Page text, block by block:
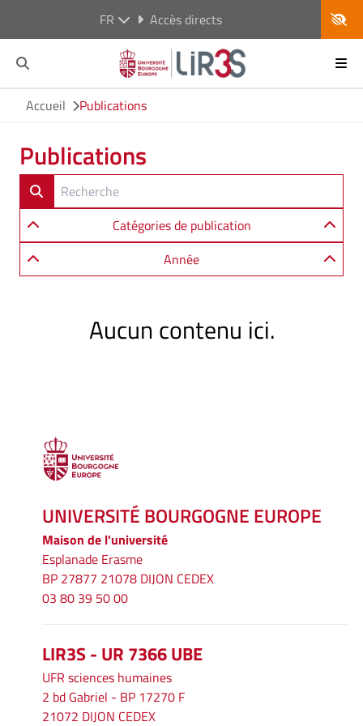
FR Accès directs
Accueil Publications
Publications
Catégories de publication
Année
Aucun contenu ici.
UNIVERSITÉ BOURGOGNE EUROPE
Maison de l'université
Esplanade Erasme
BP 27877 21078 DIJON CEDEX
03 80 39 50 00
LIR3S - UR 7366 UBE
UFR sciences humaines
2 bd Gabriel - BP 17270 F
21072 DIJON CEDEX